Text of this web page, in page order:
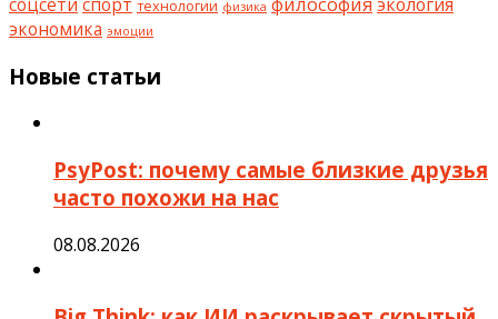
технологии физика
экономика эмоции
Новые статьи
PsyPost: почему самые близкие друзья
часто похожи на нас
08.08.2026